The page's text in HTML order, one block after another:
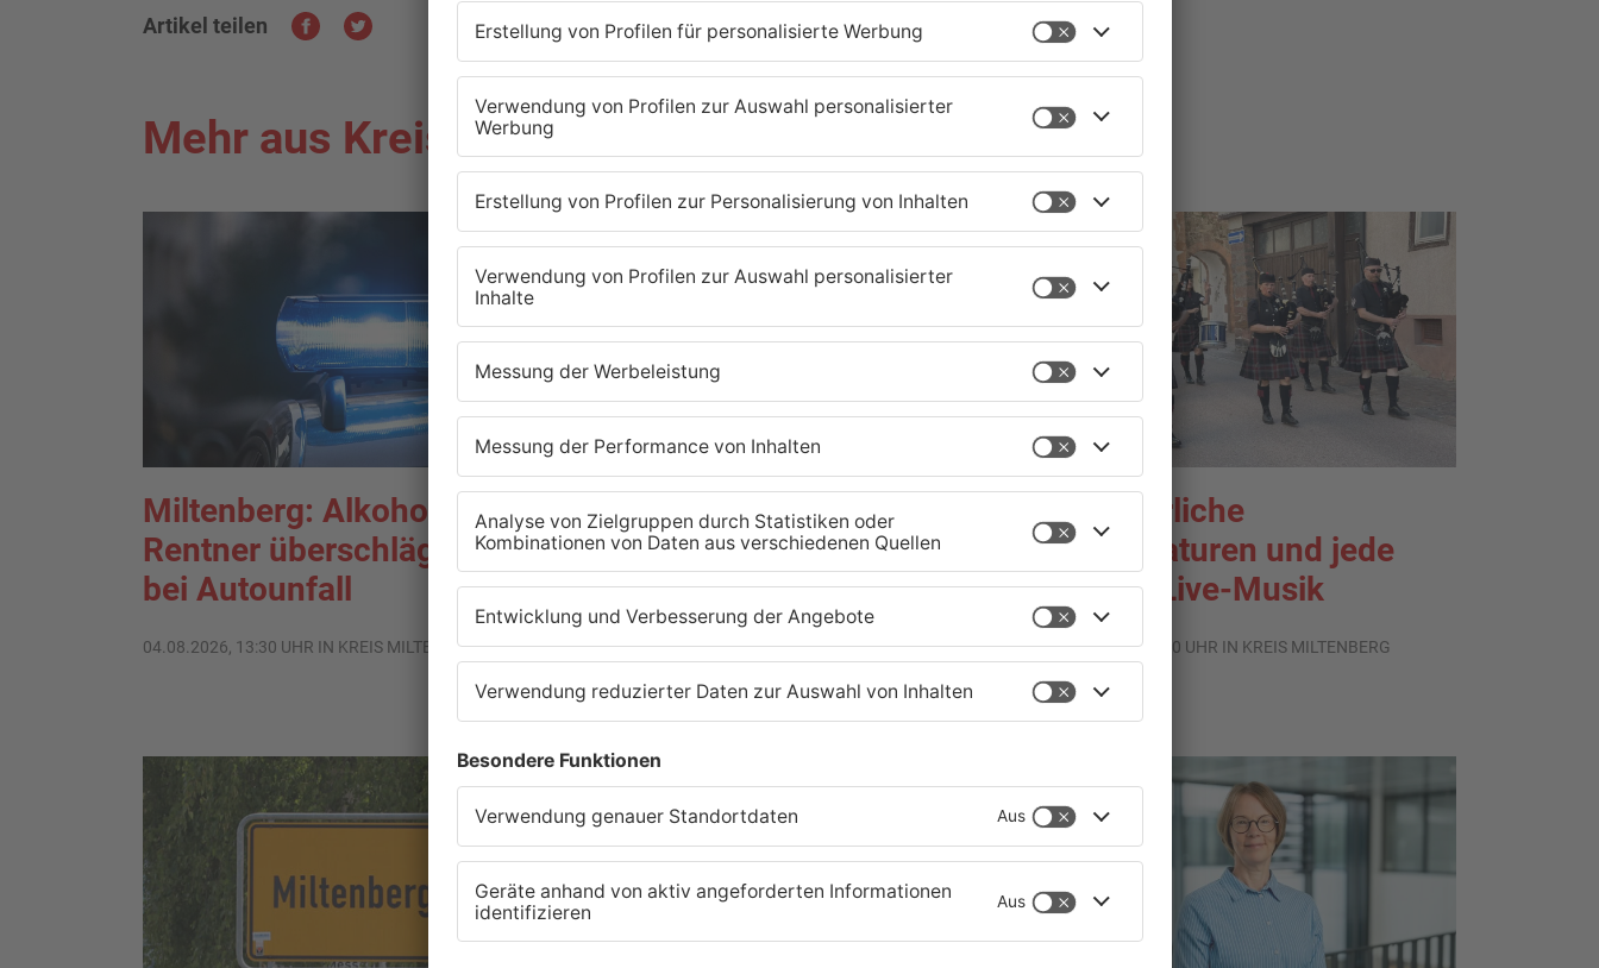
Artikel teilen
Mehr aus Kreis Miltenberg
Miltenberg: Alkoholisierter
Rentner überschlägt sich
bei Autounfall
04.08.2026, 13:30 UHR IN KREIS MILTENBERG
Zustand des Faulbacher
Gemeindewaldes soll
erfasst werden
04.08.2026, 06:33 UHR IN KREIS MILTENBERG
Sommerliche
Temperaturen und jede
Menge Live-Musik
01.08.2026, 21:20 UHR IN KREIS MILTENBERG